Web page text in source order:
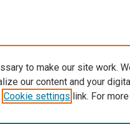
to make our site work.
our content and your
Cookie settings link. For